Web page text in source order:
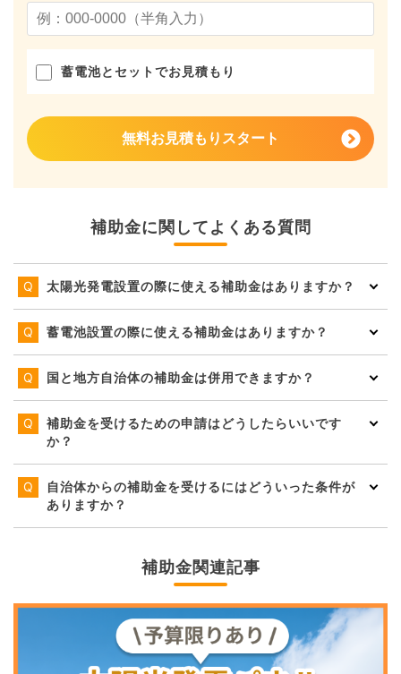
蓄電池とセットでお見積もり
無料お見積もりスタート
補助金に関してよくある質問
太陽光発電設置の際に使える補助金はありますか？
蓄電池設置の際に使える補助金はありますか？
国と地方自治体の補助金は併用できますか？
補助金を受けるための申請はどうしたらいいです
か？
自治体からの補助金を受けるにはどういった条件が
ありますか？
補助金関連記事